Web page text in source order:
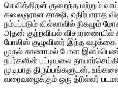
செவித்திறன் குறைந்த மற்றும்
கலைஞரான சாக்ஷி, எதிர்பாராத
நம்பப்படும் வில்லாவில் நிகழும்
அதன் குற்றவியல் விசாரணையில்
போலிஸ் குழுவினர் இந்த வழக்கை
முதல் காணாமல் போன இளம்பெண்
நபர்களின் பட்டியலை
முடியாத திருப்பங்களுடன்,
வரைவழைக்கும் ஒரு த்ரில்லர்